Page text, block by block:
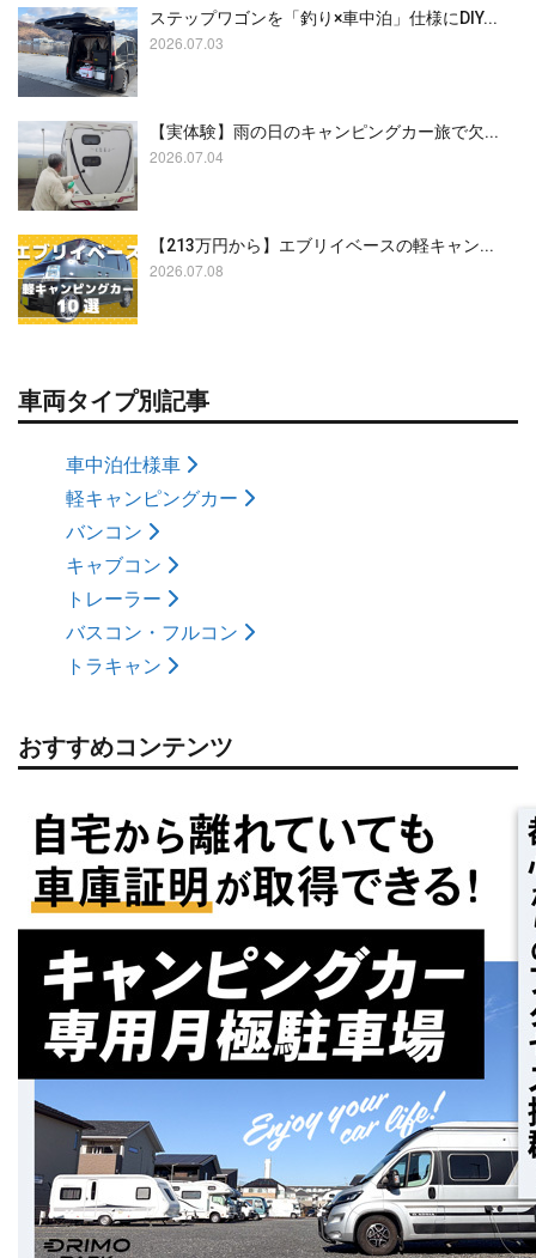
ステップワゴンを「釣り×車中泊」仕様にDIY...
2026.07.03
【実体験】雨の日のキャンピングカー旅で欠...
2026.07.04
【213万円から】エブリイベースの軽キャン...
2026.07.08
車両タイプ別記事
車中泊仕様車
軽キャンピングカー
バンコン
キャブコン
トレーラー
バスコン・フルコン
トラキャン
おすすめコンテンツ